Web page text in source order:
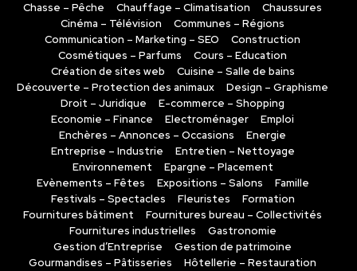
Chasse – Pêche
Chauffage – Climatisation
Chaussures
Cinéma – Télévision
Communes – Régions
Communication – Marketing – SEO
Construction
Cosmétiques – Parfums
Cours – Education
Création de sites web
Cuisine – Salle de bains
Découverte – Protection des animaux
Design – Graphisme
Droit – Juridique
E-commerce – Shopping
Economie – Finance
Electroménager
Emploi
Enchères – Annonces – Occasions
Energie
Entreprise – Industrie
Entretien – Nettoyage
Environnement
Epargne – Placement
Evènements – Fêtes
Expositions – Salons
Famille
Festivals – Spectacles
Fleuristes
Formation
Fournitures bâtiment
Fournitures bureau – Collectivités
Fournitures industrielles
Gastronomie
Gestion d’Entreprise
Gestion de patrimoine
Gourmandises – Pâtisseries
Hôtellerie – Restauration